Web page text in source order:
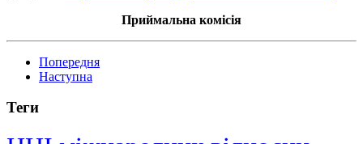
Приймальна комісія
Попередня
Наступна
Теги